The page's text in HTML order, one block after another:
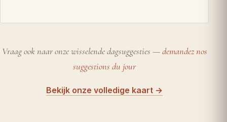
Vraag ook naar onze wisselende dagsuggesties —demandez nos
suggestions du jour
Bekijk onze volledige kaart →